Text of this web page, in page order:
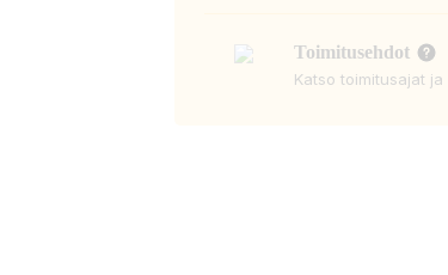
Toimitusehdot
Katso toimitusajat